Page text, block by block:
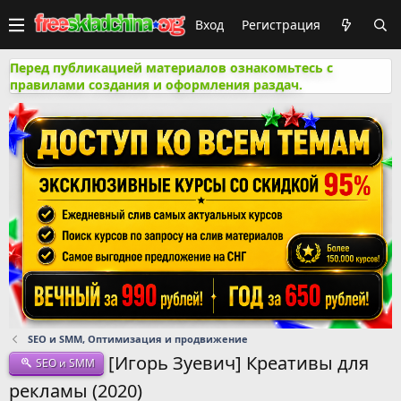
Вход Регистрация
Перед публикацией материалов ознакомьтесь с
правилами создания и оформления раздач.
SEO и SMM, Оптимизация и продвижение
SEO и SMM
[Игорь Зуевич] Креативы для
рекламы (2020)